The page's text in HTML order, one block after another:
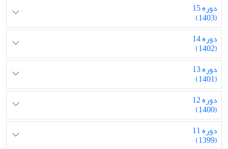
دوره 15
(1403)
دوره 14
(1402)
دوره 13
(1401)
دوره 12
(1400)
دوره 11
(1399)